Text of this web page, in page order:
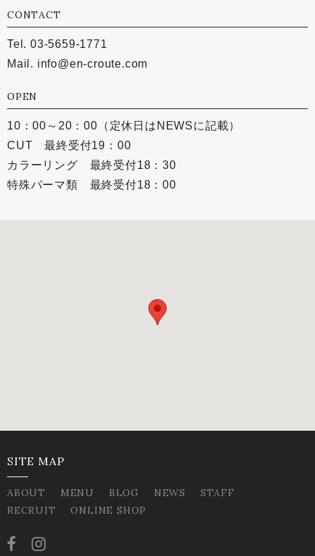
CONTACT
Tel. 03-5659-1771
Mail. info@en-croute.com
OPEN
10：00～20：00（定休日はNEWSに記載）
CUT 最終受付19：00
カラーリング 最終受付18：30
特殊パーマ類 最終受付18：00
SITE MAP
ABOUT MENU BLOG NEWS
STAFF
RECRUIT
ONLINE SHOP